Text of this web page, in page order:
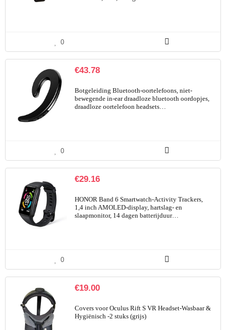
0
€43.78
Botgeleiding Bluetooth-oortelefoons, niet-
bewegende in-ear draadloze bluetooth oordopjes,
draadloze oortelefoon headsets…
0
€29.16
HONOR Band 6 Smartwatch-Activity Trackers,
1,4 inch AMOLED-display, hartslag- en
slaapmonitor, 14 dagen batterijduur…
0
€19.00
Covers voor Oculus Rift S VR Headset-Wasbaar &
Hygiënisch -2 stuks (grijs)